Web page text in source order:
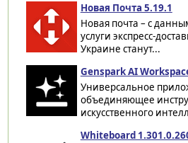
Новая Почта 5.19.1
Новая почта – с
услуги экспресс-
Украине станут...
Genspark AI
Универсальное
объединяющее
искусственного
Whiteboard